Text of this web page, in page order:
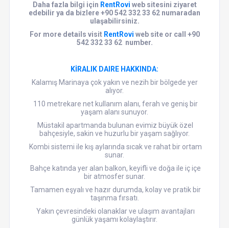
Daha fazla bilgi için RentRovi web sitesini ziyaret
edebilir ya da bizlere +90 542 332 33 62 numaradan
ulaşabilirsiniz.
For more details visit RentRovi web site or call +90
542 332 33 62 number.
KİRALIK DAIRE HAKKINDA:
Kalamış Marinaya çok yakın ve nezih bir bölgede yer
alıyor.
110 metrekare net kullanım alanı, ferah ve geniş bir
yaşam alanı sunuyor.
Müstakil apartmanda bulunan evimiz büyük özel
bahçesiyle, sakin ve huzurlu bir yaşam sağlıyor.
Kombi sistemi ile kış aylarında sıcak ve rahat bir ortam
sunar.
Bahçe katında yer alan balkon, keyifli ve doğa ile iç içe
bir atmosfer sunar.
Tamamen eşyalı ve hazır durumda, kolay ve pratik bir
taşınma fırsatı.
Yakın çevresindeki olanaklar ve ulaşım avantajları
günlük yaşamı kolaylaştırır.